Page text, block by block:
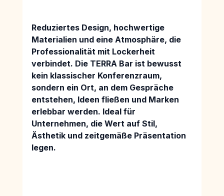
Reduziertes Design, hochwertige
Materialien und eine Atmosphäre, die
Professionalität mit Lockerheit
verbindet. Die TERRA Bar ist bewusst
kein klassischer Konferenzraum,
sondern ein Ort, an dem Gespräche
entstehen, Ideen fließen und Marken
erlebbar werden. Ideal für
Unternehmen, die Wert auf Stil,
Ästhetik und zeitgemäße Präsentation
legen.